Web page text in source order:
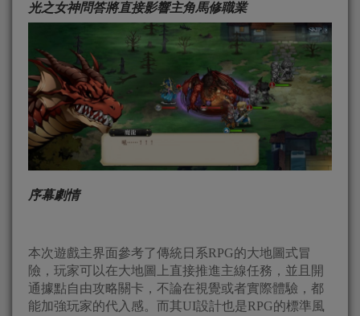
光之女神問答將直接影響主角馬修職業
序幕劇情
本次遊戲主界面參考了傳統日系RPG的大地圖式冒
險，玩家可以在大地圖上直接推進主線任務，並且開
通據點自由攻略關卡，不論在視覺或者實際體驗，都
能加強玩家的代入感。而其UI設計也是RPG的標準風